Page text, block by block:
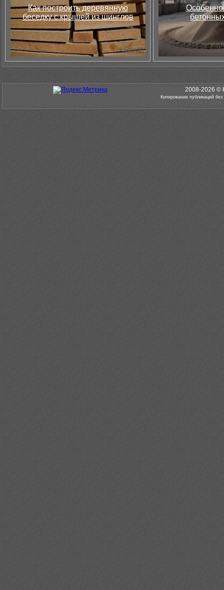
Как построить деревянную
беседку с крышей из шинглов
2008-2026 ©
Копирование публикаций